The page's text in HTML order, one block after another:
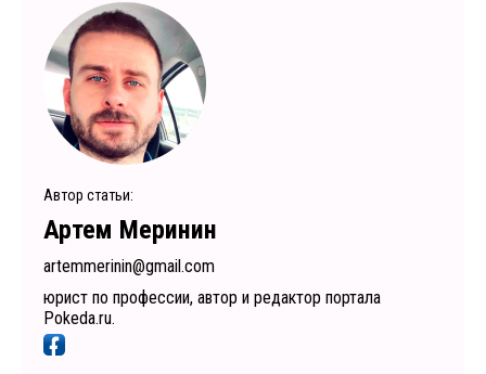
Автор статьи:
Артем Меринин
artemmerinin@gmail.com
юрист по профессии, автор и редактор портала
Pokeda.ru.